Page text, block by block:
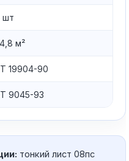
шт
м²
19904-90
9045-93
тонкий лист 08пс